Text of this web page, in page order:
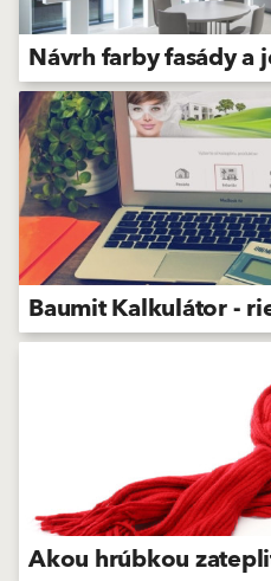
Návrh farby fasády a
Baumit Kalkulátor -
Akou hrúbkou